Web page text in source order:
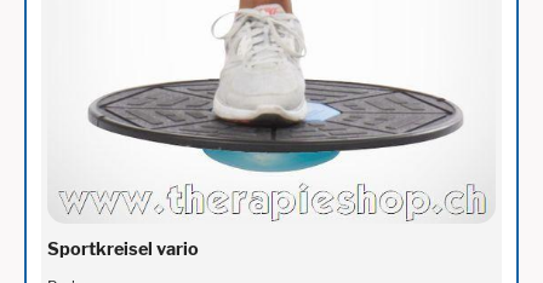
Sportkreisel vario